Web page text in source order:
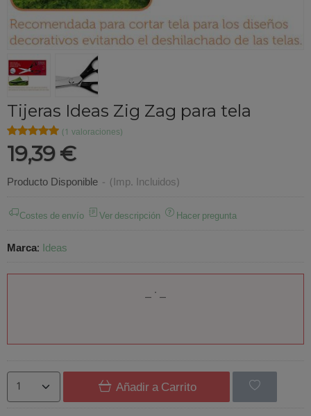
Tijeras Ideas Zig Zag para tela
★★★★★
★★★★★ (1 valoraciones)
19,39 €
Producto Disponible - (Imp. Incluidos)
Costes de envío Ver descripción Hacer pregunta
Marca: Ideas
Añadir a Carrito